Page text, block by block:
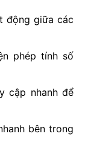
động giữa các
phép tính số
cập nhanh để
bên trong